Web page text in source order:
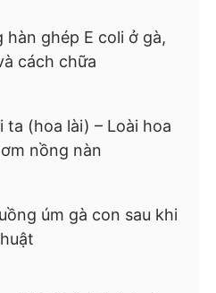
hàn ghép E coli ở gà,
cách chữa
ta (hoa lài) – Loài hoa
nồng nàn
úm gà con sau khi